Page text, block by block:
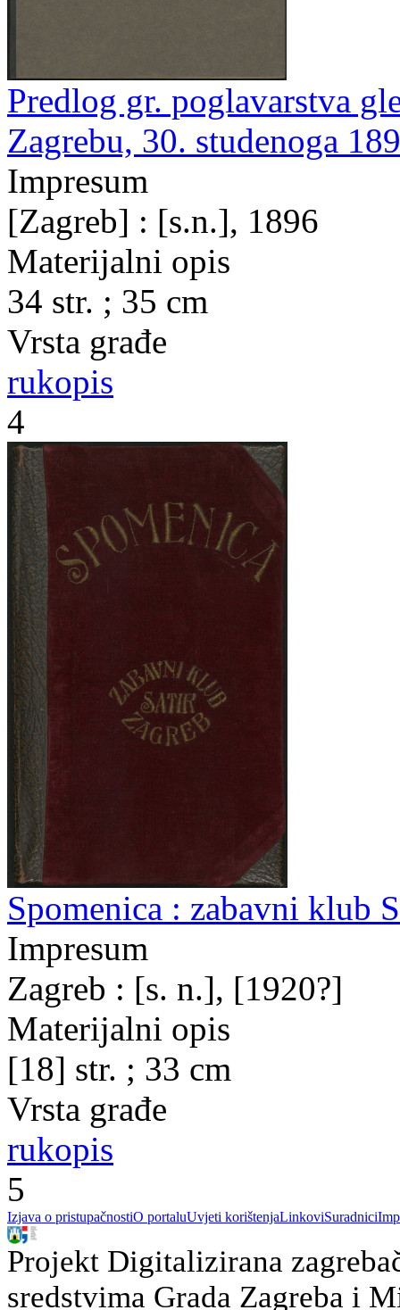
Predlog gr. poglavarstva
Zagrebu, 30. studenoga
Impresum
[Zagreb] : [s.n.], 1896
Materijalni opis
34 str. ; 35 cm
Vrsta građe
rukopis
4
Spomenica : zabavni klub
Impresum
Zagreb : [s. n.], [1920?]
Materijalni opis
[18] str. ; 33 cm
Vrsta građe
rukopis
5
Izjava o pristupačnostiO portaluUvjeti korištenjaLinkoviSuradnici
Projekt Digitalizirana
sredstvima Grada Zagreba i